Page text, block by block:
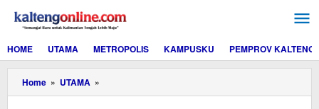
konten
HOME
UTAMA METROPOLIS KAMPUSKU PEMPROV KALTENG
Home » UTAMA »
Ada